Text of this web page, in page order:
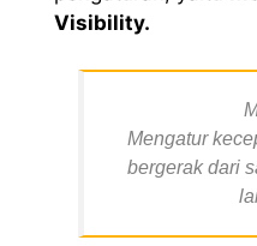
Visibility.
Mengatur
bergerak dari